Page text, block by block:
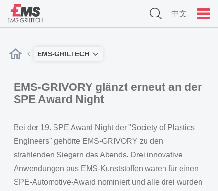
中文
EMS-GRILTECH
EMS-GRIVORY glänzt erneut an der
SPE Award Night
Bei der 19. SPE Award Night der "Society of Plastics
Engineers" gehörte EMS-GRIVORY zu den
strahlenden Siegern des Abends. Drei innovative
Anwendungen aus EMS-Kunststoffen waren für einen
SPE-Automotive-Award nominiert und alle drei wurden